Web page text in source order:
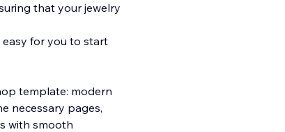
that your jewelry
easy for you to start
template: modern
necessary pages,
with smooth